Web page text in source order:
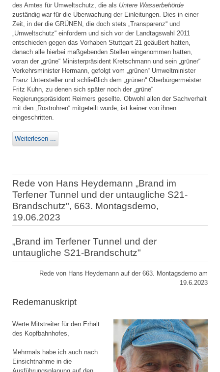
des Amtes für Umweltschutz, die als Untere Wasserbehörde
zuständig war für die Überwachung der Einleitungen. Dies in einer
Zeit, in der die GRÜNEN, die doch stets „Transparenz“ und
„Umweltschutz“ einfordern und sich vor der Landtagswahl 2011
entschieden gegen das Vorhaben Stuttgart 21 geäußert hatten,
danach alle hierbei maßgebenden Stellen eingenommen hatten,
voran der „grüne“ Ministerpräsident Kretschmann und sein „grüner“
Verkehrsminister Hermann, gefolgt vom „grünen“ Umweltminister
Franz Untersteller und schließlich dem „grünen“ Oberbürgermeister
Fritz Kuhn, zu denen sich später noch der „grüne“
Regierungspräsident Reimers gesellte. Obwohl allen der Sachverhalt
mit den „Rostrohren“ mitgeteilt wurde, ist keiner von ihnen
eingeschritten.
Weiterlesen ...
Rede von Hans Heydemann „Brand im
Terfener Tunnel und der untaugliche S21-
Brandschutz", 663. Montagsdemo,
19.06.2023
„Brand im Terfener Tunnel und der
untaugliche S21-Brandschutz"
Rede von Hans Heydemann auf der 663. Montagsdemo am
19.6.2023
Redemanuskript
Werte Mitstreiter für den Erhalt
des Kopfbahnhofes,
Mehrmals habe ich auch nach
Einsichtnahme in die